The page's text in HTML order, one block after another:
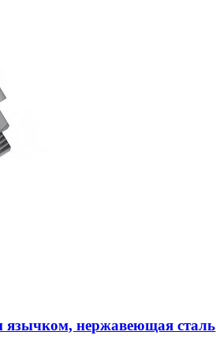
язычком, нержавеющая сталь